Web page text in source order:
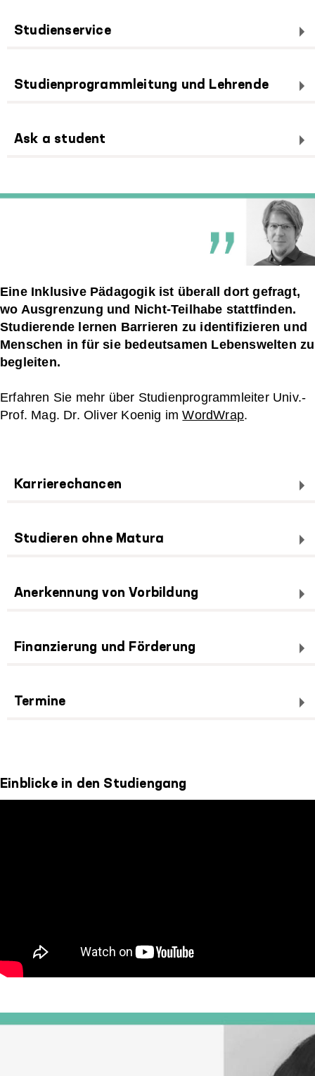
Studienservice
Studienprogrammleitung und Lehrende
Ask a student
Eine Inklusive Pädagogik ist überall dort gefragt,
wo Ausgrenzung und Nicht-Teilhabe stattfinden.
Studierende lernen Barrieren zu identifizieren und
Menschen in für sie bedeutsamen Lebenswelten zu
begleiten.
Erfahren Sie mehr über Studienprogrammleiter Univ.-
Prof. Mag. Dr. Oliver Koenig imWordWrap.
Karrierechancen
Studieren ohne Matura
Anerkennung von Vorbildung
Finanzierung und Förderung
Termine
Einblicke in den Studiengang